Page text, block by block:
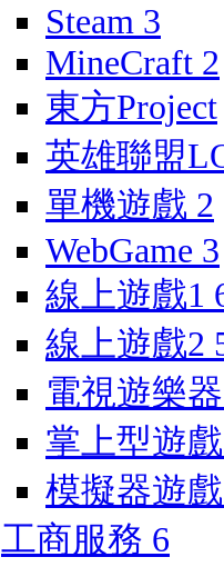
Steam 3
MineCraft 2
東方Project
英雄聯盟
單機遊戲 2
WebGame 3
線上遊戲1
線上遊戲2
電視遊樂器
掌上型遊戲
模擬器遊戲
工商服務 6